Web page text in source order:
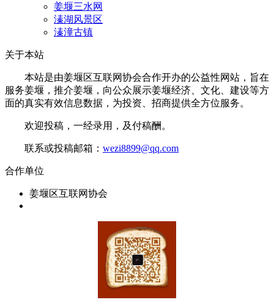
姜堰三水网
溱湖风景区
溱潼古镇
关于本站
本站是由姜堰区互联网协会合作开办的公益性网站，旨在
服务姜堰，推介姜堰，向公众展示姜堰经济、文化、建设等方
面的真实有效信息数据，为投资、招商提供全方位服务。
欢迎投稿，一经录用，及付稿酬。
联系或投稿邮箱： wezi8899@qq.com
合作单位
姜堰区互联网协会